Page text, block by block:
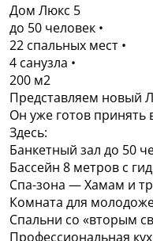
Дом Люкс 5
до 50 человек •
22 спальных мест •
4 санузла •
200 м2
Представляем новый
Он уже готов принять
Здесь:
Банкетный зал до 50
Бассейн 8 метров с
Спа-зона — Хамам и
Комната для
Спальни со «вторым
Профессиональная